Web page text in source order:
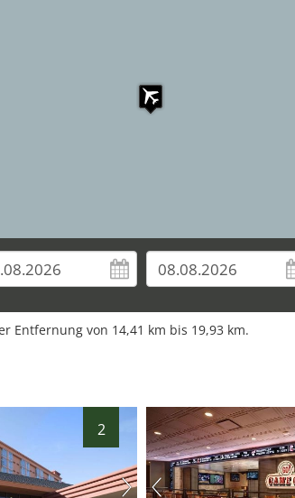
Entfernung von 14,41 km bis 19,93 km.
2